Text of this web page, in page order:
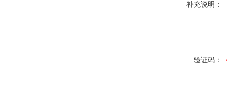
补充说明：
验证码：